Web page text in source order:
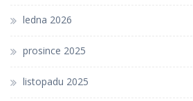
ledna 2026
prosince 2025
listopadu 2025